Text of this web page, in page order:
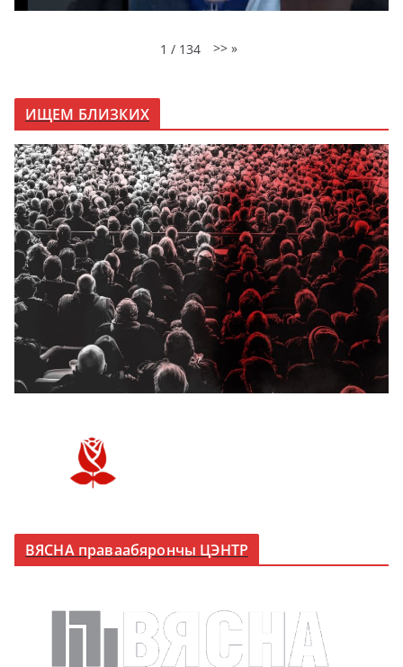
1 / 134 >> »
ИЩЕМ БЛИЗКИХ
ВЯСНА праваабярончы ЦЭНТР